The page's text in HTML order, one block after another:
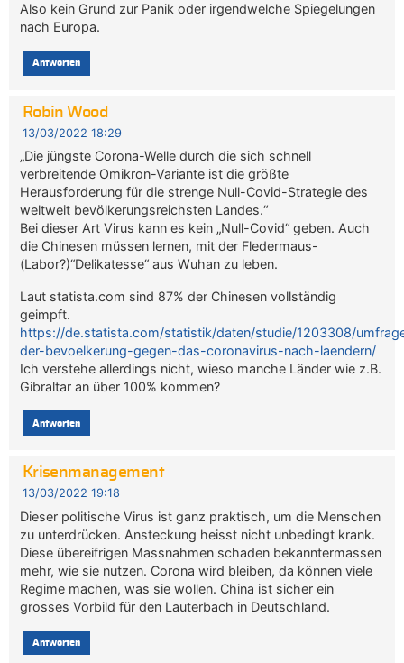
Also kein Grund zur Panik oder irgendwelche Spiegelungen
nach Europa.
Antworten
Robin Wood
13/03/2022 18:29
„Die jüngste Corona-Welle durch die sich schnell
verbreitende Omikron-Variante ist die größte
Herausforderung für die strenge Null-Covid-Strategie des
weltweit bevölkerungsreichsten Landes.“
Bei dieser Art Virus kann es kein „Null-Covid“ geben. Auch
die Chinesen müssen lernen, mit der Fledermaus-
(Labor?)“Delikatesse“ aus Wuhan zu leben.
Laut statista.com sind 87% der Chinesen vollständig
geimpft.
https://de.statista.com/statistik/daten/studie/1203308/
der-bevoelkerung-gegen-das-coronavirus-nach-laendern/
Ich verstehe allerdings nicht, wieso manche Länder wie z.B.
Gibraltar an über 100% kommen?
Antworten
Krisenmanagement
13/03/2022 19:18
Dieser politische Virus ist ganz praktisch, um die Menschen
zu unterdrücken. Ansteckung heisst nicht unbedingt krank.
Diese übereifrigen Massnahmen schaden bekanntermassen
mehr, wie sie nutzen. Corona wird bleiben, da können viele
Regime machen, was sie wollen. China ist sicher ein
grosses Vorbild für den Lauterbach in Deutschland.
Antworten